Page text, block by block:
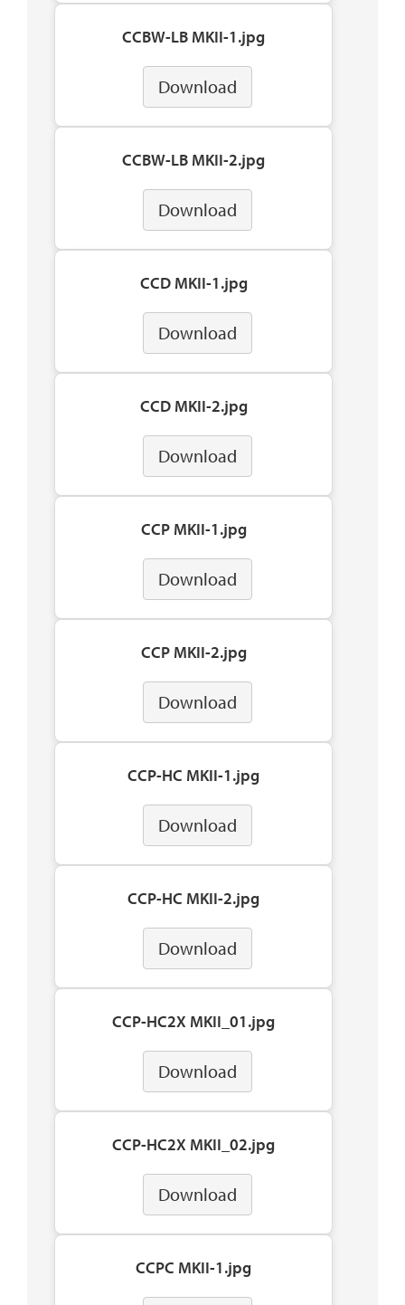
CCBW-LB MKII-1.jpg
Download
CCBW-LB MKII-2.jpg
Download
CCD MKII-1.jpg
Download
CCD MKII-2.jpg
Download
CCP MKII-1.jpg
Download
CCP MKII-2.jpg
Download
CCP-HC MKII-1.jpg
Download
CCP-HC MKII-2.jpg
Download
CCP-HC2X MKII_01.jpg
Download
CCP-HC2X MKII_02.jpg
Download
CCPC MKII-1.jpg